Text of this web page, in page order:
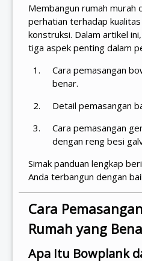
Membangun rumah murah
perhatian terhadap
konstruksi. Dalam artikel
tiga aspek penting dalam
Cara pemasangan
benar.
Detail pemasangan
Cara pemasangan
dengan reng besi
Simak panduan lengkap
Anda terbangun dengan
Cara
Rumah yang
Apa Itu Bowplank